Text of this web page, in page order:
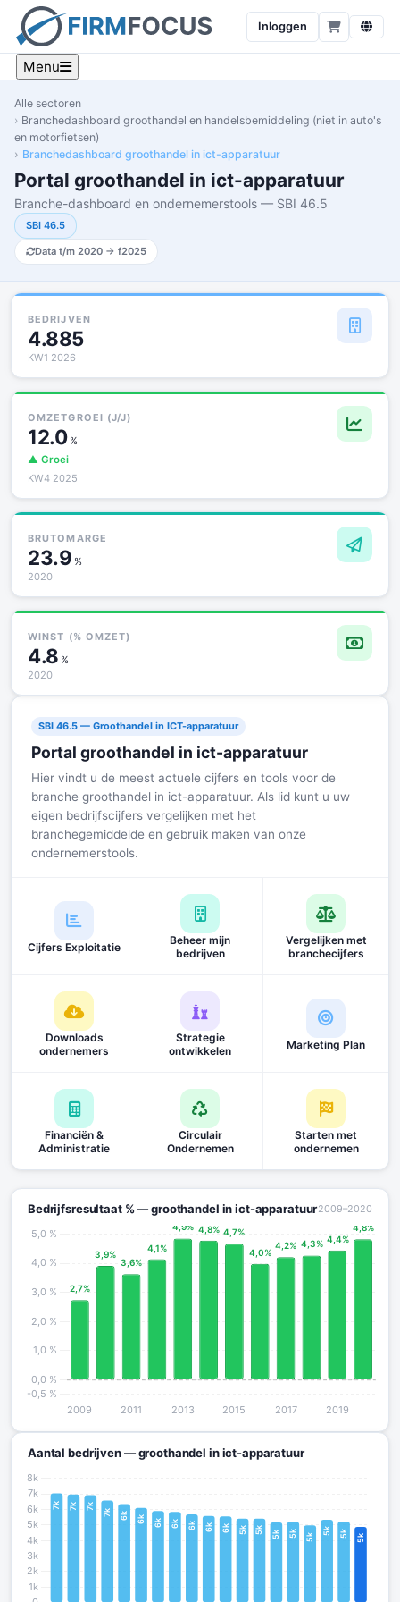
Inloggen
Menu
Alle sectoren
Branchedashboard groothandel en handelsbemiddeling (niet in auto's
en motorfietsen)
Branchedashboard groothandel in ict-apparatuur
Portal groothandel in ict-apparatuur
Branche-dashboard en ondernemerstools — SBI 46.5
SBI 46.5
Data t/m 2020 → f2025
BEDRIJVEN
4.885
KW1 2026
OMZETGROEI (J/J)
12.0%
▲ Groei
KW4 2025
BRUTOMARGE
23.9 %
2020
WINST (% OMZET)
4.8 %
2020
Bedrijfsresultaat % — groothandel in ict-apparatuur2009–2020
Aantal bedrijven — groothandel in ict-apparatuur
SBI 46.5 — Groothandel in ICT-apparatuur
Portal groothandel in ict-apparatuur
Hier vindt u de meest actuele cijfers en tools voor de
branche groothandel in ict-apparatuur. Als lid kunt u uw
eigen bedrijfscijfers vergelijken met het
branchegemiddelde en gebruik maken van onze
ondernemerstools.
Cijfers Exploitatie
Beheer mijn
bedrijven
Vergelijken met
branchecijfers
Downloads
ondernemers
Strategie
ontwikkelen
Marketing Plan
Financiën &
Administratie
Circulair
Ondernemen
Starten met
ondernemen